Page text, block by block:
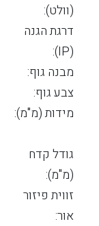
(וולט):
דרגת הגנה
(IP):
מבנה גוף:
צבע גוף:
מידות (מ"מ):
גודל קדח
(מ"מ):
זווית פיזור
אור: